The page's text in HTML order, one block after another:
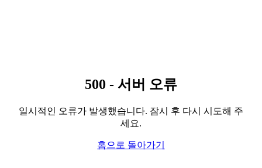
500 - 서버 오류
일시적인 오류가 발생했습니다. 잠시 후 다시 시도해 주
세요.
홈으로 돌아가기